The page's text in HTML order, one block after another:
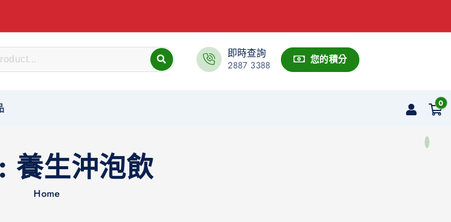
即時查詢
2887 3388 您的積分
0
養生沖泡飲
Home